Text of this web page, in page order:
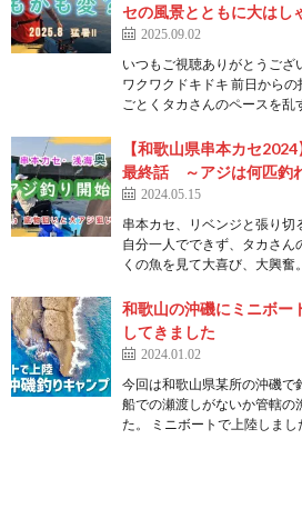
セの風景とともに大はし
2025.09.02
いつもご視聴ありがとうござ
ワクワクドキドキ 前日から
ごとくタカさんのペースを乱
【和歌山県串本カセ
最終話 ～アジは何匹釣
2024.05.15
串本カセ、リベンジと張り
自分一人でできず、タカさん
くの魚を見て大喜び、大興
和歌山の沖磯にミニボー
してきました
2024.01.02
今回は和歌山県某所の沖磯
船での瀬渡しがないか管轄の
た。 ミニボートで上陸しま